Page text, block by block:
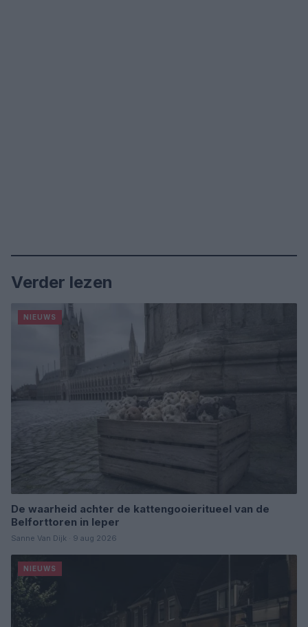
Verder lezen
NIEUWS
De waarheid achter de kattengooieritueel van de
Belforttoren in Ieper
Sanne Van Dijk · 9 aug 2026
NIEUWS